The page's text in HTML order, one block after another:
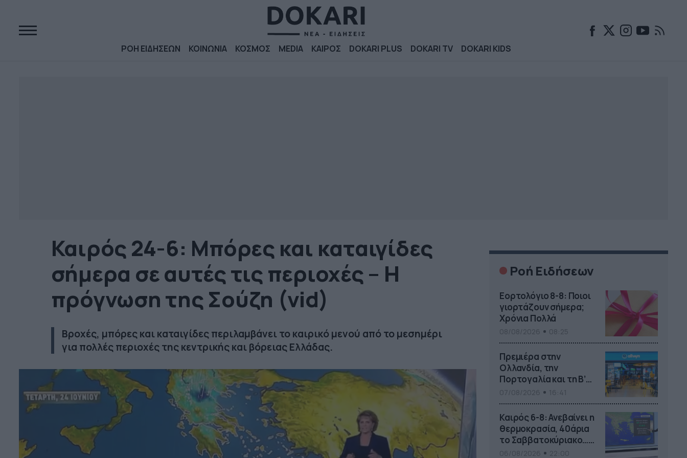
ΡΟΗ ΕΙΔΗΣΕΩΝ ΚΟΙΝΩΝΙΑ ΚΟΣΜΟΣ MEDIA ΚΑΙΡΟΣ DOKARI PLUS DOKARI TV DOKARI KIDS
Καιρός 24-6: Μπόρες και καταιγίδες
σήμερα σε αυτές τις περιοχές – Η
πρόγνωση της Σούζη (vid)
Βροχές, μπόρες και καταιγίδες περιλαμβάνει το καιρικό μενού από το μεσημέρι
για πολλές περιοχές της κεντρικής και βόρειας Ελλάδας.
Ροή Ειδήσεων
Εορτολόγιο 8-8: Ποιοι
γιορτάζουν σήμερα;
Χρόνια Πολλά
Πρεμιέρα στην
Ολλανδία, την
Πορτογαλία και τη Β’
Γερμανίας με πολλές
στοιχηματικές
επιλογές από το ΠΑΜΕ
ΣΤΟΙΧΗΜΑ
Καιρός 6-8: Ανεβαίνει η
θερμοκρασία, 40άρια
το Σαββατοκύριακο…